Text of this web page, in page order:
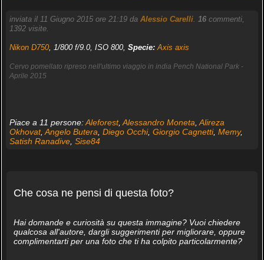
inviata il 11 Giugno 2015 ore 21:19 da Alessio Carelli. 16commenti,
1392 visite.
Nikon D750, 1/800 f/9.0, ISO 800, Specie: Axis axis
Cervo pomellato ripreso nell'ultimo viaggio in india Pench National Park -
Aprile 2015
Piace a 11 persone:Aleforest,Alessandro Moneta,Alireza
Okhovat,Angelo Butera, Diego Occhi, Giorgio Cagnetti, Memy,
Satish Ranadive, Sise84
Che cosa ne pensi di questa foto?
Hai domande e curiosità su questa immagine? Vuoi chiedere
qualcosa all'autore, dargli suggerimenti per migliorare, oppure
complimentarti per una foto che ti ha colpito particolarmente?